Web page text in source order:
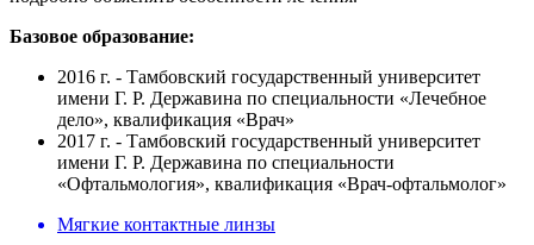
Базовое образование:
2016 г. - Тамбовский государственный университет
имени Г. Р. Державина по специальности «Лечебное
дело», квалификация «Врач»
2017 г. - Тамбовский государственный университет
имени Г. Р. Державина по специальности
«Офтальмология», квалификация «Врач-офтальмолог»
Мягкие контактные линзы